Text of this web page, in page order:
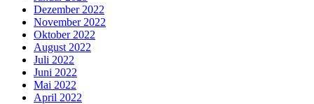
Dezember 2022
November 2022
Oktober 2022
August 2022
Juli 2022
Juni 2022
Mai 2022
April 2022